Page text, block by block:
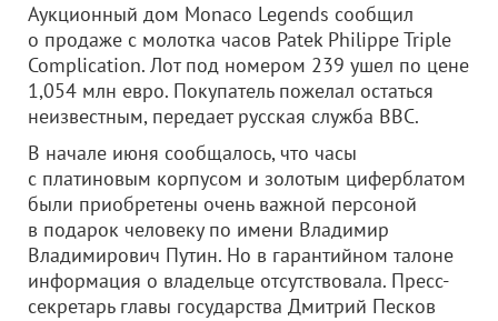
Аукционный дом Monaco Legends сообщил
о продаже с молотка часов Patek Philippe Triple
Complication. Лот под номером 239 ушел по цене
1,054 млн евро. Покупатель пожелал остаться
неизвестным, передает русская служба BBC.
В начале июня сообщалось, что часы
с платиновым корпусом и золотым циферблатом
были приобретены очень важной персоной
в подарок человеку по имени Владимир
Владимирович Путин. Но в гарантийном талоне
информация о владельце отсутствовала. Пресс-
секретарь главы государства Дмитрий Песков